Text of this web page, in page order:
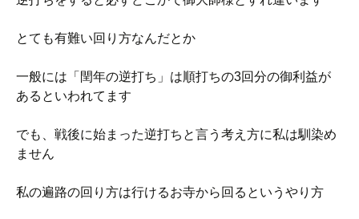
とても有難い回り方なんだとか
一般には「閏年の逆打ち」は順打ちの3回分の御利益が
あるといわれてます
でも、戦後に始まった逆打ちと言う考え方に私は馴染め
ません
私の遍路の回り方は行けるお寺から回るというやり方